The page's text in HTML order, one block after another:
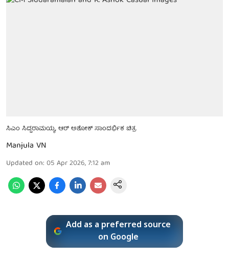
ಸಿಎಂ ಸಿದ್ದರಾಮಯ್ಯ, ಆರ್ ಅಶೋಕ್ ಸಾಂದರ್ಭಿಕ ಚಿತ್ರ
Manjula VN
Updated on: 05 Apr 2026, 7:12 am
Add as a preferred source
on Google